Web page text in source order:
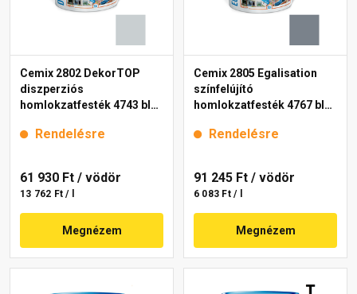
Cemix 2802 DekorTOP
diszperziós
homlokzatfesték 4743 blue
Rendelésre
61 930 Ft / vödör
13 762 Ft / l
Megnézem
Cemix 2805 Egalisation
színfelújító
homlokzatfesték 4767 blue
Rendelésre
91 245 Ft / vödör
6 083 Ft / l
Megnézem